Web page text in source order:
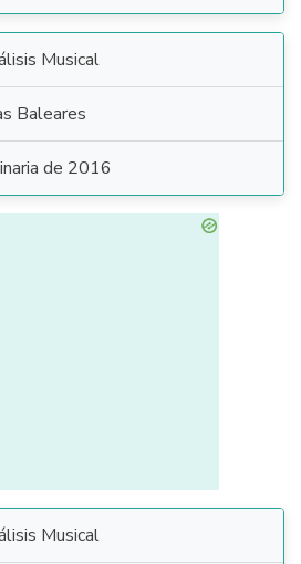
Musical
Baleares
de 2016
Musical